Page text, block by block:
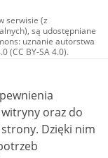
serwisie (z
są udostępniane
uznanie autorstwa
(CC BY-SA 4.0).
zdjęcia, materiały
licencji typu
użycie
4.0 (CC BY-
inaczej.
oraz do
nim